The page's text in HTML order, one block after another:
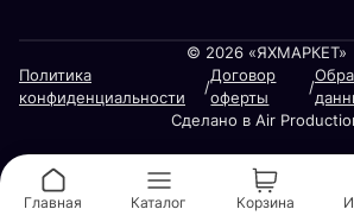
© 2026 «ЯХМАРКЕТ»
Политика
конфиденциальности
/
Договор
оферты
/
Сделано в Air
Главная Каталог Корзина